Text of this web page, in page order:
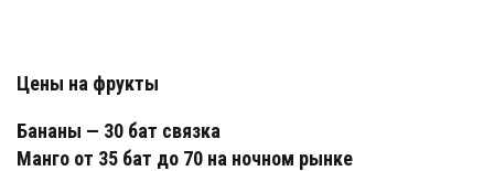
Цены на фрукты
Бананы — 30 бат связка
Манго от 35 бат до 70 на ночном рынке